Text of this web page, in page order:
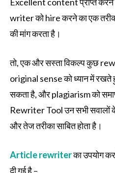
writer को hire करने का एक
की मांग करता है।
तो, एक और सस्ता विकल्प कुछ
original sense को ध्यान में
सकता है, और plagiarism को
Rewriter Tool उन सभी सवालों
और तेज तरीका साबित होता है।
Article rewriterका उपयोग
दी गई है –